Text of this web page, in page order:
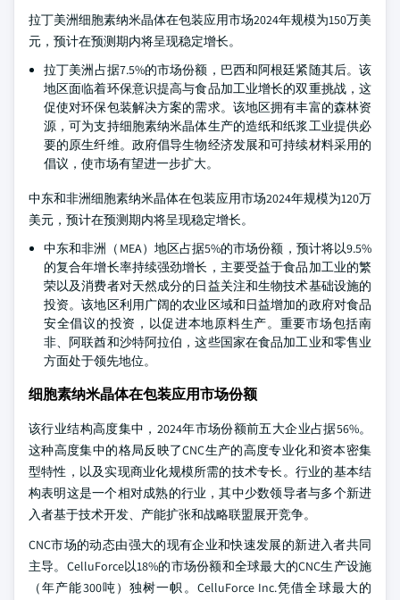
拉丁美洲细胞素纳米晶体在包装应用市场2024年规模为150万美
元，预计在预测期内将呈现稳定增长。
拉丁美洲占据7.5%的市场份额，巴西和阿根廷紧随其后。该
地区面临着环保意识提高与食品加工业增长的双重挑战，这
促使对环保包装解决方案的需求。该地区拥有丰富的森林资
源，可为支持细胞素纳米晶体生产的造纸和纸浆工业提供必
要的原生纤维。政府倡导生物经济发展和可持续材料采用的
倡议，使市场有望进一步扩大。
中东和非洲细胞素纳米晶体在包装应用市场2024年规模为120万
美元，预计在预测期内将呈现稳定增长。
中东和非洲（MEA）地区占据5%的市场份额，预计将以9.5%
的复合年增长率持续强劲增长，主要受益于食品加工业的繁
荣以及消费者对天然成分的日益关注和生物技术基础设施的
投资。该地区利用广阔的农业区域和日益增加的政府对食品
安全倡议的投资，以促进本地原料生产。重要市场包括南
非、阿联酋和沙特阿拉伯，这些国家在食品加工业和零售业
方面处于领先地位。
细胞素纳米晶体在包装应用市场份额
该行业结构高度集中，2024年市场份额前五大企业占据56%。
这种高度集中的格局反映了CNC生产的高度专业化和资本密集
型特性，以及实现商业化规模所需的技术专长。行业的基本结
构表明这是一个相对成熟的行业，其中少数领导者与多个新进
入者基于技术开发、产能扩张和战略联盟展开竞争。
CNC市场的动态由强大的现有企业和快速发展的新进入者共同
主导。CelluForce以18%的市场份额和全球最大的CNC生产设施
（年产能300吨）独树一帜。CelluForce Inc.凭借全球最大的